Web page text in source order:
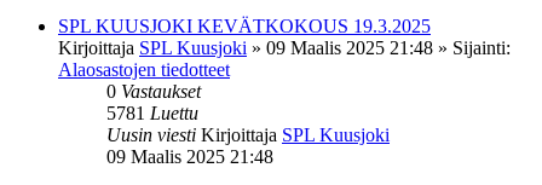
SPL KUUSJOKI KEVÄTKOKOUS 19.3.2025
Kirjoittaja SPL Kuusjoki » 09 Maalis 2025 21:48 » Sijainti:
Alaosastojen tiedotteet
0 Vastaukset
5781 Luettu
Uusin viesti Kirjoittaja SPL Kuusjoki
09 Maalis 2025 21:48